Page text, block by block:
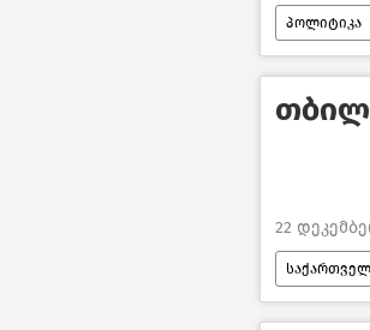
პოლიტიკა
22